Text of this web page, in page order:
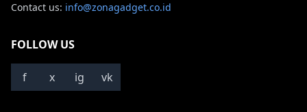
Contact us: info@zonagadget.co.id
FOLLOW US
f x ig vk